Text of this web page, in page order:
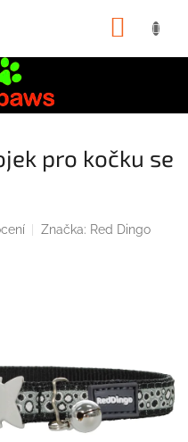
pro kočku se
Značka: Red Dingo